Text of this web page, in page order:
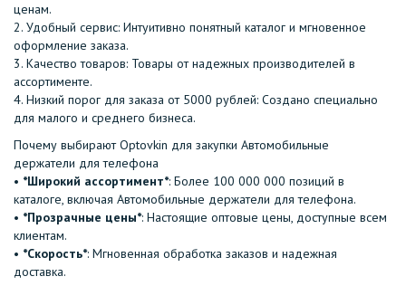
ценам.
2.⁠ ⁠Удобный сервис: Интуитивно понятный каталог и мгновенное
оформление заказа.
3.⁠ ⁠Качество товаров: Товары от надежных производителей в
ассортименте.
4.⁠ ⁠Низкий порог для заказа от 5000 рублей: Создано специально
для малого и среднего бизнеса.
Почему выбирают Optovkin для закупки Автомобильные
держатели для телефона
•⁠ ⁠ *Широкий ассортимент*: Более 100 000 000 позиций в
каталоге, включая Автомобильные держатели для телефона.
•⁠ ⁠ *Прозрачные цены*: Настоящие оптовые цены, доступные всем
клиентам.
•⁠ ⁠ *Скорость*: Мгновенная обработка заказов и надежная
доставка.